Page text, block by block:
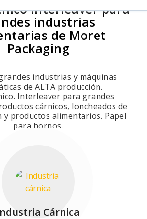
interleaver para
industrias
de Moret
Packaging
industrias y máquinas
de ALTA producción.
Interleaver para grandes
cárnicos, loncheados de
y productos alimentarios. Papel
para hornos.
Cárnica